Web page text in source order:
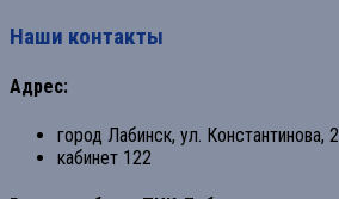
Наши контакты
Адрес:
город Лабинск, ул. Константинова, 2
кабинет 122